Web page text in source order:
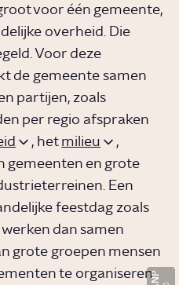
voor één gemeente,
overheid. Die
Voor deze
de gemeente samen
partijen, zoals
per regio afspraken
, het milieu
,
gemeenten en grote
Een
feestdag zoals
dan samen
grote groepen mensen
te organiseren.
ANP